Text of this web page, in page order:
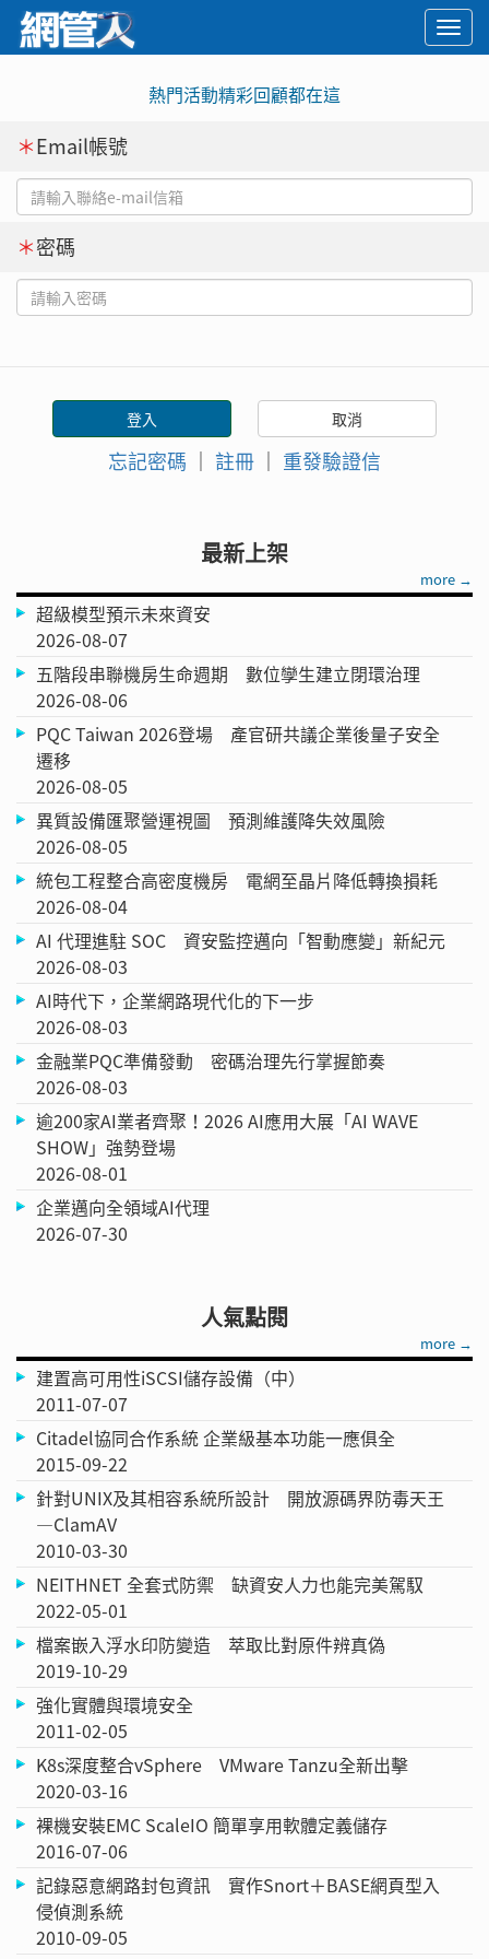
熱門活動精彩回顧都在這
＊Email帳號
＊密碼
忘記密碼 ｜ 註冊 ｜ 重發驗證信
最新上架
more →
超級模型預示未來資安
2026-08-07
五階段串聯機房生命週期 數位孿生建立閉環治理
2026-08-06
PQC Taiwan 2026登場 產官研共議企業後量子安全
遷移
2026-08-05
異質設備匯聚營運視圖 預測維護降失效風險
2026-08-05
統包工程整合高密度機房 電網至晶片降低轉換損耗
2026-08-04
AI 代理進駐 SOC 資安監控邁向「智動應變」新紀元
2026-08-03
AI時代下，企業網路現代化的下一步
2026-08-03
金融業PQC準備發動 密碼治理先行掌握節奏
2026-08-03
逾200家AI業者齊聚！2026 AI應用大展「AI WAVE
SHOW」強勢登場
2026-08-01
企業邁向全領域AI代理
2026-07-30
人氣點閱
more →
建置高可用性iSCSI儲存設備（中）
2011-07-07
Citadel協同合作系統 企業級基本功能一應俱全
2015-09-22
針對UNIX及其相容系統所設計 開放源碼界防毒天王
—ClamAV
2010-03-30
NEITHNET 全套式防禦 缺資安人力也能完美駕馭
2022-05-01
檔案嵌入浮水印防變造 萃取比對原件辨真偽
2019-10-29
強化實體與環境安全
2011-02-05
K8s深度整合vSphere VMware Tanzu全新出擊
2020-03-16
裸機安裝EMC ScaleIO 簡單享用軟體定義儲存
2016-07-06
記錄惡意網路封包資訊 實作Snort＋BASE網頁型入
侵偵測系統
2010-09-05